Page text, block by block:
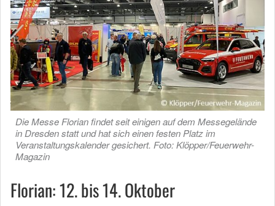
Die Messe Florian findet seit einigen auf dem Messegelände
in Dresden statt und hat sich einen festen Platz im
Veranstaltungskalender gesichert. Foto: Klöpper/Feuerwehr-
Magazin
Florian: 12. bis 14. Oktober